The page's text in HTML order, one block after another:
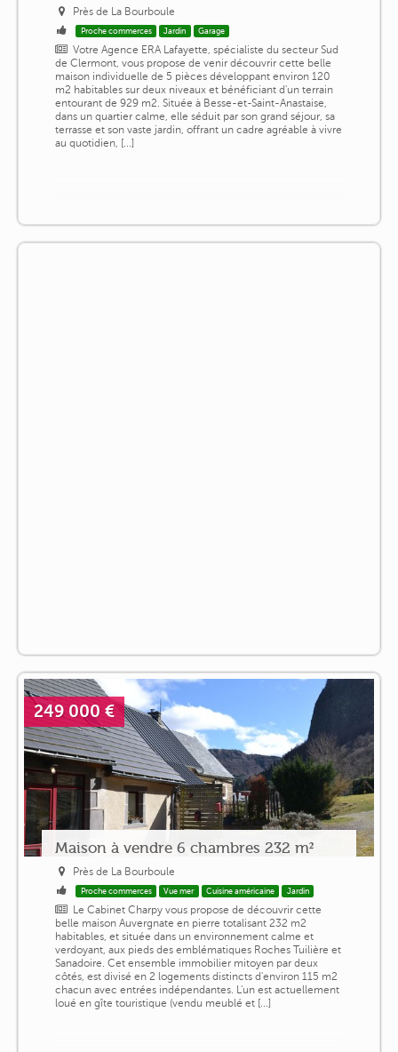
Près de La Bourboule
Proche commerces Jardin Garage
Votre Agence ERA Lafayette, spécialiste du secteur Sud
de Clermont, vous propose de venir découvrir cette belle
maison individuelle de 5 pièces développant environ 120
m2 habitables sur deux niveaux et bénéficiant d'un terrain
entourant de 929 m2. Située à Besse-et-Saint-Anastaise,
dans un quartier calme, elle séduit par son grand séjour, sa
terrasse et son vaste jardin, offrant un cadre agréable à vivre
au quotidien, [...]
249 000 €
Maison à vendre 6 chambres 232 m²
Près de La Bourboule
Proche commerces Vue mer Cuisine américaine Jardin
Le Cabinet Charpy vous propose de découvrir cette
belle maison Auvergnate en pierre totalisant 232 m2
habitables, et située dans un environnement calme et
verdoyant, aux pieds des emblématiques Roches Tuilière et
Sanadoire. Cet ensemble immobilier mitoyen par deux
côtés, est divisé en 2 logements distincts d'environ 115 m2
chacun avec entrées indépendantes. L'un est actuellement
loué en gîte touristique (vendu meublé et [...]